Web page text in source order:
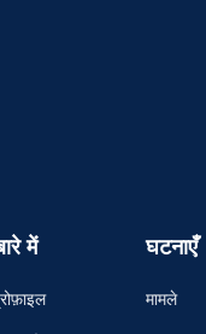
में घटनाएँ
मामले